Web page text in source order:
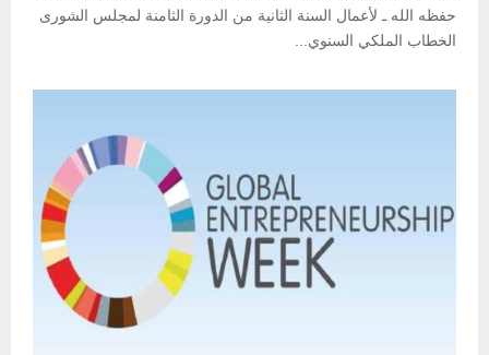
حفظه الله ـ لأعمال السنة الثانية من الدورة الثامنة لمجلس الشورى
الخطاب الملكي السنوي...